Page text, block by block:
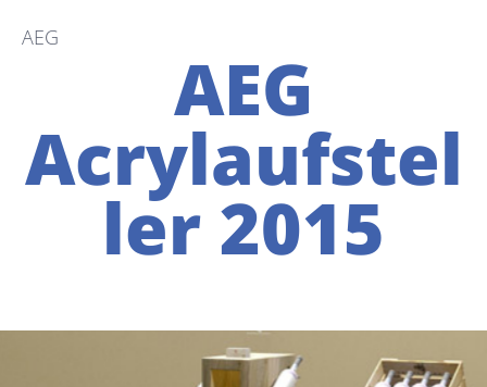
AEG
Acrylaufstel
ler 2015
AEG